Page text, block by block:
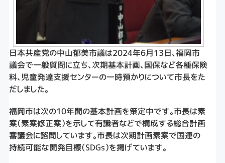
日本共産党の中山郁美市議は2024年6月13日、福岡市
議会で一般質問に立ち、次期基本計画、国保など各種保険
料、児童発達支援センターの一時預かりについて市長をた
だしました。
福岡市は次の10年間の基本計画を策定中です。市長は素
案（素案修正案）を示して有識者などで構成する総合計画
審議会に諮問しています。市長は次期計画素案で国連の
持続可能な開発目標（SDGs）を掲げています。